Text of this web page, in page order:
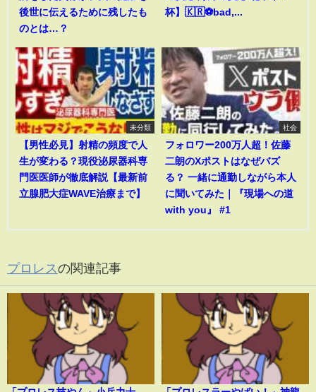
後世に伝えるために残したも
のとは…？
杯】🇰🇷⚽bad,...
未分類
【男性必見】射精の頻度で人
生が変わる？現役泌尿器科専
門医医師が徹底解説【最新前
立腺肥大症WAVE治療まで】
社会
フォロワー200万人超！佐藤
二朗のXポストはなぜバズ
る？ 一緒に通勤しながら本人
に聞いてみた｜『現場への道
with you』 #1
プロレスの関連記事